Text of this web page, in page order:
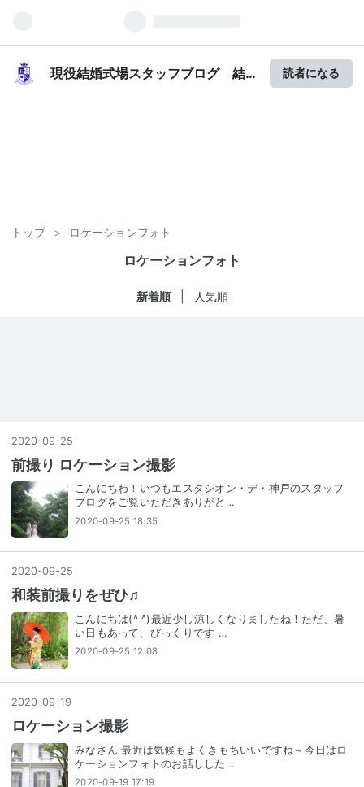
現役結婚式場スタッフブログ 結
読者になる
トップ > ロケーションフォト
ロケーションフォト
新着順 人気順
2020-09-25
前撮り ロケーション撮影
こんにちわ！いつもエスタシオン・デ・神戸のスタッフ
ブログをご覧いただきありがと…
2020-09-25 18:35
2020-09-25
和装前撮りをぜひ♫
こんにちは(^ ^)最近少し涼しくなりましたね！ただ、暑
い日もあって、びっくりです …
2020-09-25 12:08
2020-09-19
ロケーション撮影
みなさん 最近は気候もよくきもちいいですね～今日はロ
ケーションフォトのお話しした…
2020-09-19 17:19